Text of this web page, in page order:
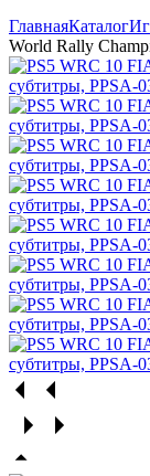
ГлавнаяКаталог
World Rally